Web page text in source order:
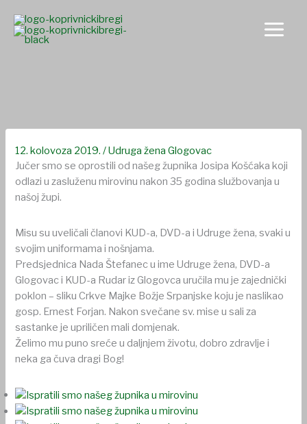
content
12. kolovoza 2019./Udruga žena Glogovac
Jučer smo se oprostili od našeg župnika Josipa Košćaka koji
odlazi u zasluženu mirovinu nakon 35 godina službovanja u
našoj župi.
Misu su uveličali članovi KUD-a, DVD-a i Udruge žena, svaki u
svojim uniformama i nošnjama.
Predsjednica Nada Štefanec u ime Udruge žena, DVD-a
Glogovac i KUD-a Rudar iz Glogovca uručila mu je zajednički
poklon – sliku Crkve Majke Božje Srpanjske koju je naslikao
gosp. Ernest Forjan. Nakon svečane sv. mise u sali za
sastanke je upriličen mali domjenak.
Želimo mu puno sreće u daljnjem životu, dobro zdravlje i
neka ga čuva dragi Bog!